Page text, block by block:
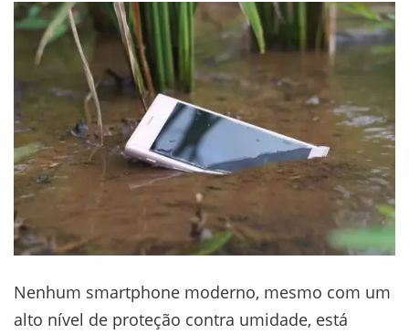
Nenhum smartphone moderno, mesmo com um
alto nível de proteção contra umidade, está